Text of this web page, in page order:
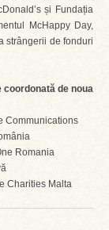
și Fundația
McHappy Day,
strângerii de fonduri
coordonată de noua
Communications
Romania
Charities Malta